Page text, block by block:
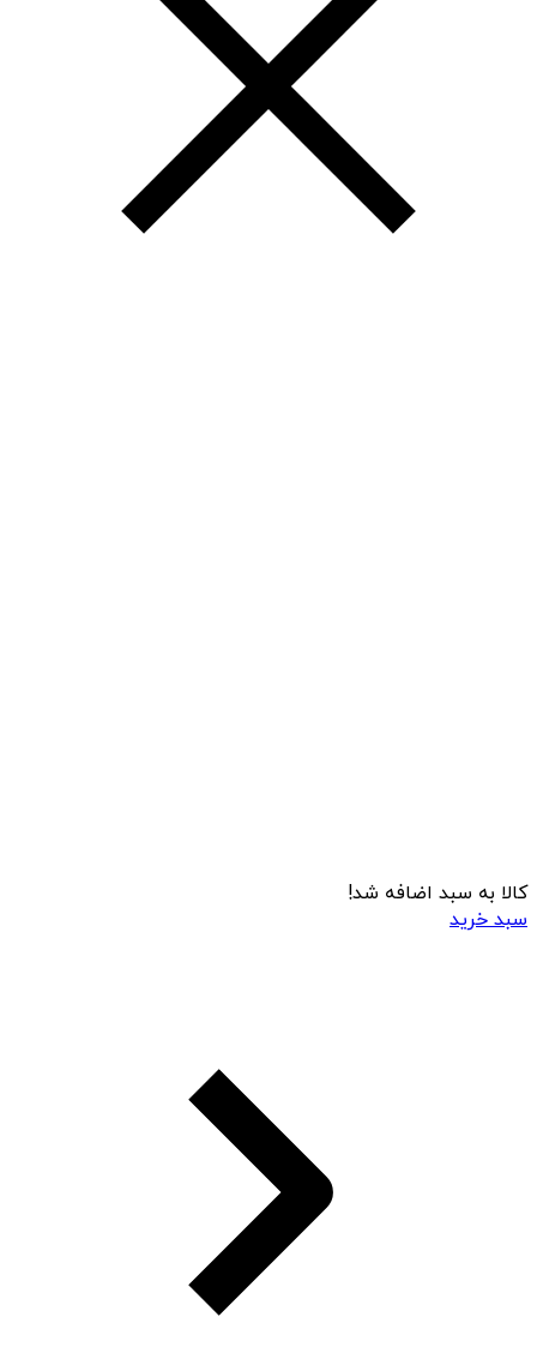
کالا به سبد اضافه شد!
سبد خرید